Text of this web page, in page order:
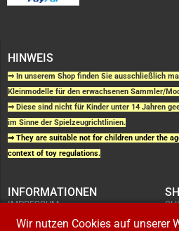
HINWEIS
⇒ In unserem Shop finden Sie ausschließlich
Kleinmodelle für den erwachsenen Sammler/
⇒ Diese sind nicht für Kinder unter 14 Jahren
im Sinne der Spielzeugrichtlinien.
⇒ They are suitable not for children under the
context of toy regulations.
INFORMATIONEN
IMPRESSUM
KUNDENINFORMATIONEN
WIDERRUFSRECHT
Wir nutzen Cookies auf unserer